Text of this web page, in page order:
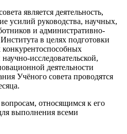
является деятельность,
усилий руководства, научных,
и административно-
в целях подготовки
исследовательской,
деятельности
Учёного совета проводятся
относящимся к его
выполнения всеми